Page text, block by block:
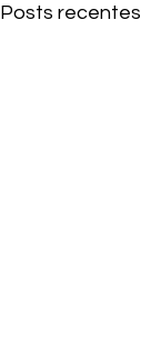
Posts recentes